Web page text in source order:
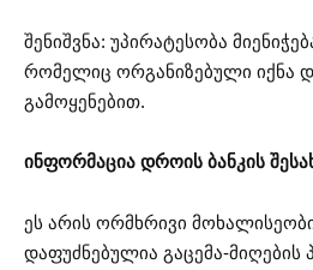
შენიშვნა: უპირატესობა
რომელიც ორგანიზებული იქნა
გამოყენებით.
ინფორმაცია დროის ბანკის
ეს არის ორმხრივი
დაფუძნებულია გაცემა-მიღების